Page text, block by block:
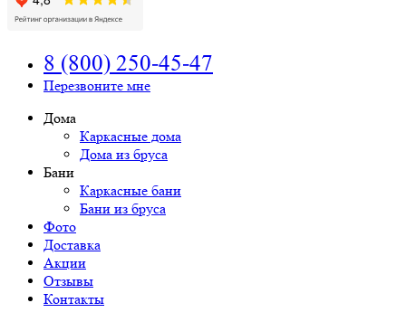
8 (800) 250-45-47
Перезвоните мне
Дома
Каркасные дома
Дома из бруса
Бани
Каркасные бани
Бани из бруса
Фото
Доставка
Акции
Отзывы
Контакты